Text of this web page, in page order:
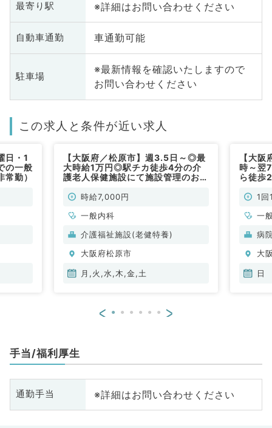
最寄り駅 ※詳細はお問い合わせください
自動車通勤 車通勤可能
駐車場
※最新情報を確認いたしますので
お問い合わせください
この求人と条件が近い求人
日・1
の一般
勤）
【大阪府／松原市】週3.5日～◎最
大時給1万円◎駅チカ徒歩4分の介
護老人保健施設にて施設管理のお仕
時給7,000円
一般内科
介護福祉施設(老健特養)
大阪府松原市
月,火,水,木,金,土
【大
時～翌
ら徒歩
内科／
1
一
病
大
日
< >
手当/福利厚生
通勤手当 ※詳細はお問い合わせください